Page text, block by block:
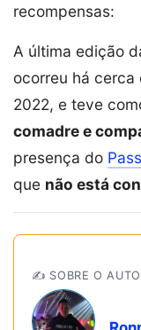
recompensas:
A última edição
ocorreu há cerca
2022, e teve
comadre e
presença do
que não está
✍️ SOBRE O